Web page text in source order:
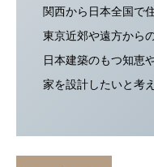
関西から日本全国で
東京近郊や遠方から
日本建築のもつ知恵
家を設計したいと考